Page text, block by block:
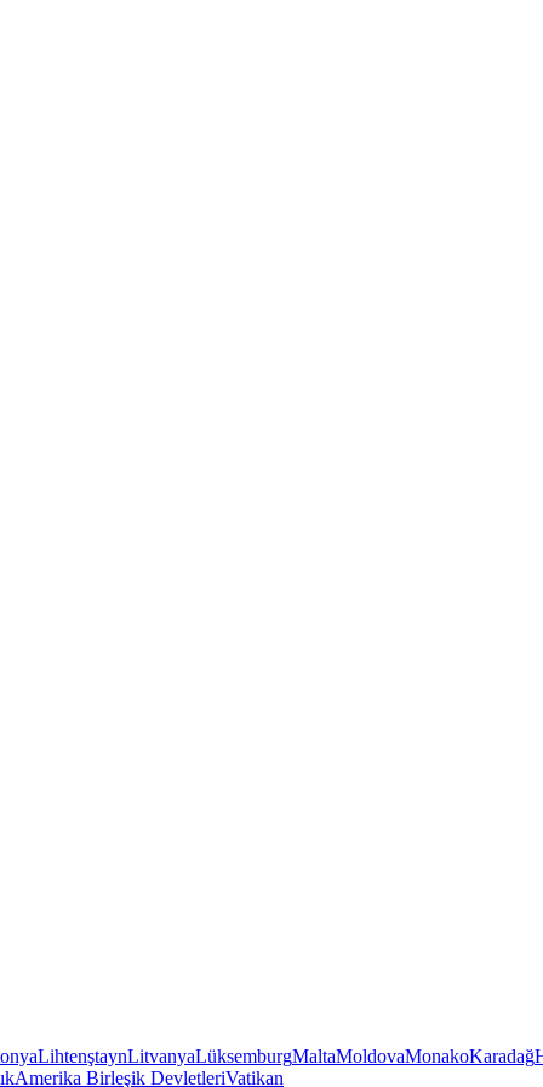
LihtenştaynLitvanyaLüksemburgMaltaMoldovaMonakoKaradağ
Amerika Birleşik DevletleriVatikan